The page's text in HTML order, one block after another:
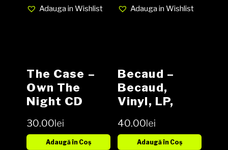
Adauga in Wishlist Adauga in Wishlist
The Case –
Own The
Night CD
30.00lei
Adaugă în Coș
Becaud –
Becaud,
Vinyl, LP,
Cover VG-
(SH)
40.00lei
Adaugă în Coș